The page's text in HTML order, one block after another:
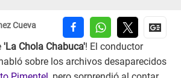
Cueva
'La Chola Chabuca'! El conductor
habló sobre los archivos desaparecidos